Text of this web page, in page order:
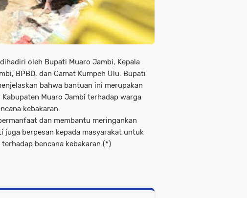
oleh Bupati Muaro Jambi, Kepala
BPBD, dan Camat Kumpeh Ulu. Bupati
bahwa bantuan ini merupakan
Muaro Jambi terhadap warga
kebakaran.
dan membantu meringankan
juga berpesan kepada masyarakat untuk
bencana kebakaran.(*)